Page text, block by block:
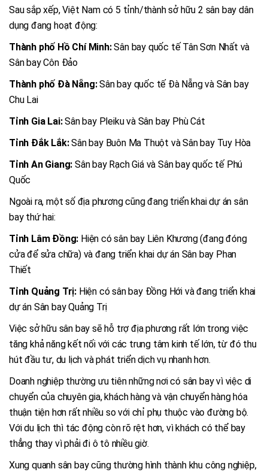
Sau sắp xếp, Việt Nam có 5 tỉnh/thành sở hữu 2 sân bay dân
dụng đang hoạt động:
Thành phố Hồ Chí Minh:Sân bay quốc tế Tân Sơn Nhất và
Sân bay Côn Đảo
Thành phố Đà Nẵng:Sân bay quốc tế Đà Nẵng và Sân bay
Chu Lai
Tỉnh Gia Lai:Sân bay Pleiku và Sân bay Phù Cát
Tỉnh Đắk Lắk:Sân bay Buôn Ma Thuột và Sân bay Tuy Hòa
Tỉnh An Giang: Sân bay Rạch Giá và Sân bay quốc tế Phú
Quốc
Ngoài ra, một số địa phương cũng đang triển khai dự án sân
bay thứ hai:
Tỉnh Lâm Đồng: Hiện có sân bay Liên Khương (đang đóng
cửa để sửa chữa) và đang triển khai dự án Sân bay Phan
Thiết
Tỉnh Quảng Trị: Hiện có sân bay Đồng Hới và đang triển khai
dự án Sân bay Quảng Trị
Việc sở hữu sân bay sẽ hỗ trợ địa phương rất lớn trong việc
tăng khả năng kết nối với các trung tâm kinh tế lớn, từ đó thu
hút đầu tư, du lịch và phát triển dịch vụ nhanh hơn.
Doanh nghiệp thường ưu tiên những nơi có sân bay vì việc di
chuyển của chuyên gia, khách hàng và vận chuyển hàng hóa
thuận tiện hơn rất nhiều so với chỉ phụ thuộc vào đường bộ.
Với du lịch thì tác động còn rõ rệt hơn, vì khách có thể bay
thẳng thay vì phải đi ô tô nhiều giờ.
Xung quanh sân bay cũng thường hình thành khu công nghiệp,